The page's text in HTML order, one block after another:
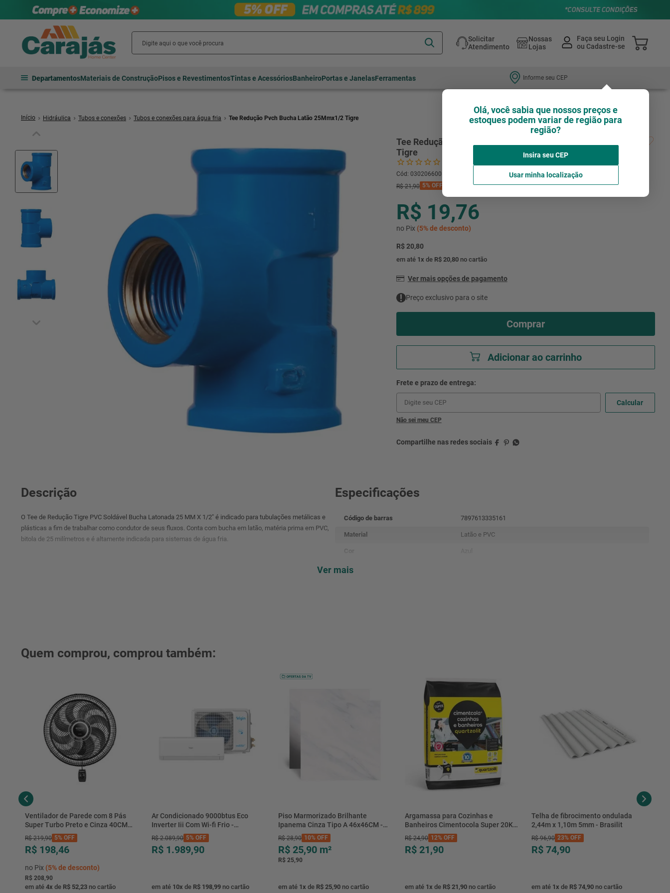
Solicitar
Atendimento
Nossas
Lojas
DepartamentosMateriais de ConstruçãoPisos e RevestimentosTintas e AcessóriosBanheiroPortas e JanelasFerramentas Informe seu CEP
Olá, você sabia que nossos preços e
estoques podem variar de região para
região?
Insira seu CEP
Usar minha localização
Hidráulica Tubos e conexões Tubos e conexões para água fria Tee Redução Pvch Bucha Latão 25Mmx1/2 Tigre
Tee Redução Pvch Bucha Latão 25Mmx1/2
Tigre
Cód: 030206600
R$ 21,90 5%OFF
R$ 19,76
no Pix (5%de desconto)
R$ 20,80
em até 1x de R$ 20,80no cartão
Ver mais opções de pagamento
Preço exclusivo para o site
Comprar
Adicionar ao carrinho
Não sei meu CEP
Descrição
O Tee de Redução Tigre PVC Soldável Bucha Latonada 25 MM X 1/2" é indicado para tubulações metálicas e
plásticas a fim de trabalhar como condutor de seus fluxos. Conta com bucha em latão, matéria prima em PVC,
bitola de 25 milímetros e é altamente indicada para sistemas de água fria.
Especificações
Código de barras 7897613335161
Material Latão e PVC
Embalagem
Ver mais
Quem comprou, comprou também:
Ventilador de Parede com 8 Pás
Super Turbo Preto e Cinza 40CM
220V 140W - VTX-40P-8P - Mondial
R$ 219,90 5% OFF
R$ 198,46
no Pix (5%de desconto)
R$ 208,90
em até 4x de R$ 52,23 no cartão
Ar Condicionado 9000btus Eco
Inverter Iii Com Wi-fi Frio -
Hjfe09c2cg|hjfi09c2wg - Elgin
R$ 2.089,90 5% OFF
R$ 1.989,90
em até 10x de R$ 198,99 no cartão
Piso Marmorizado Brilhante
Ipanema Cinza Tipo A 46x46CM -
01.012771 - Cerbras
R$ 28,90 10% OFF
R$ 25,90 m²
R$ 25,90
em até 1x de R$ 25,90 no cartão
Argamassa para Cozinhas e
Banheiros Cimentocola Super 20KG
- 0118.00001.0020PL - Quartzolit
R$ 24,90 12% OFF
R$ 21,90
em até 1x de R$ 21,90 no cartão
Telha de fibrocimento ondulada
2,44m x 1,10m 5mm - Brasilit
R$ 96,90 23% OFF
R$ 74,90
em até 1x de R$ 74,90 no cartão
revestimento
porta
vaso sanitário
cadeira
mesa
condicionado